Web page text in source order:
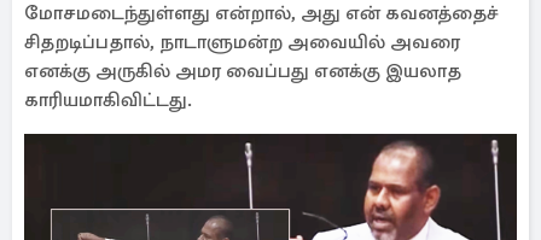
மோசமடைந்துள்ளது என்றால், அது என் கவனத்தைச்
சிதறடிப்பதால், நாடாளுமன்ற அவையில் அவரை
எனக்கு அருகில் அமர வைப்பது எனக்கு இயலாத
காரியமாகிவிட்டது.